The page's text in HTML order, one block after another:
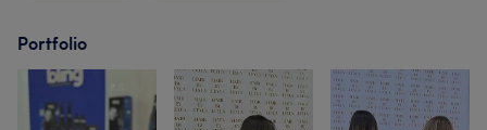
Portfolio